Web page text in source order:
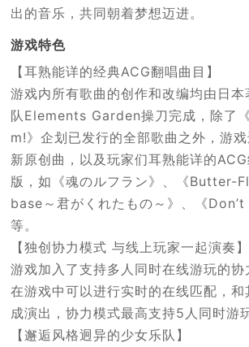
出的音乐，共同朝着梦想迈进。
游戏特色
【耳熟能详的经典ACG翻唱曲目】
游戏内所有歌曲的创作和改编均由日本
队Elements Garden操刀完成，除了
m!》企划已发行的全部歌曲之外，游
新原创曲，以及玩家们耳熟能详的
版，如《魂のルフラン》、《Butter-
base～君がくれたもの～》、《
等。
【独创协力模式 与线上玩家一起演奏】
游戏加入了支持多人同时在线游玩的协
在游戏中可以进行实时的在线匹配，
成演出，协力模式最高支持5人同时游
【邂逅风格迥异的少女乐队】